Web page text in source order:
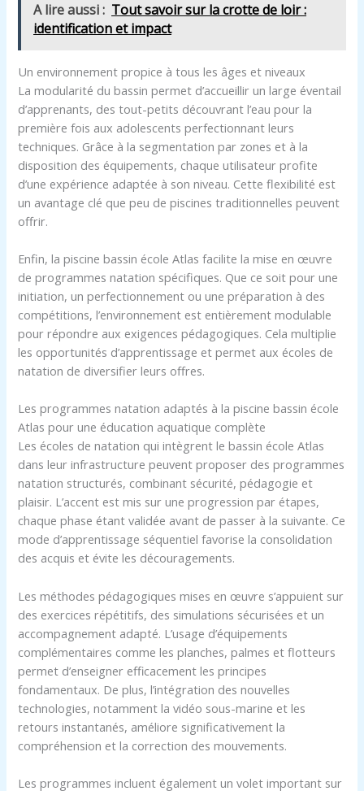
A lire aussi : Tout savoir sur la crotte de loir :
identification et impact
Un environnement propice à tous les âges et niveaux
La modularité du bassin permet d’accueillir un large éventail
d’apprenants, des tout-petits découvrant l’eau pour la
première fois aux adolescents perfectionnant leurs
techniques. Grâce à la segmentation par zones et à la
disposition des équipements, chaque utilisateur profite
d’une expérience adaptée à son niveau. Cette flexibilité est
un avantage clé que peu de piscines traditionnelles peuvent
offrir.
Enfin, la piscine bassin école Atlas facilite la mise en œuvre
de programmes natation spécifiques. Que ce soit pour une
initiation, un perfectionnement ou une préparation à des
compétitions, l’environnement est entièrement modulable
pour répondre aux exigences pédagogiques. Cela multiplie
les opportunités d’apprentissage et permet aux écoles de
natation de diversifier leurs offres.
Les programmes natation adaptés à la piscine bassin école
Atlas pour une éducation aquatique complète
Les écoles de natation qui intègrent le bassin école Atlas
dans leur infrastructure peuvent proposer des programmes
natation structurés, combinant sécurité, pédagogie et
plaisir. L’accent est mis sur une progression par étapes,
chaque phase étant validée avant de passer à la suivante. Ce
mode d’apprentissage séquentiel favorise la consolidation
des acquis et évite les découragements.
Les méthodes pédagogiques mises en œuvre s’appuient sur
des exercices répétitifs, des simulations sécurisées et un
accompagnement adapté. L’usage d’équipements
complémentaires comme les planches, palmes et flotteurs
permet d’enseigner efficacement les principes
fondamentaux. De plus, l’intégration des nouvelles
technologies, notamment la vidéo sous-marine et les
retours instantanés, améliore significativement la
compréhension et la correction des mouvements.
Les programmes incluent également un volet important sur